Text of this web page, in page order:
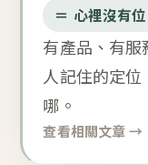
＝ 心裡沒有
有產品、有
人記住的定
哪。
查看相關文章 →